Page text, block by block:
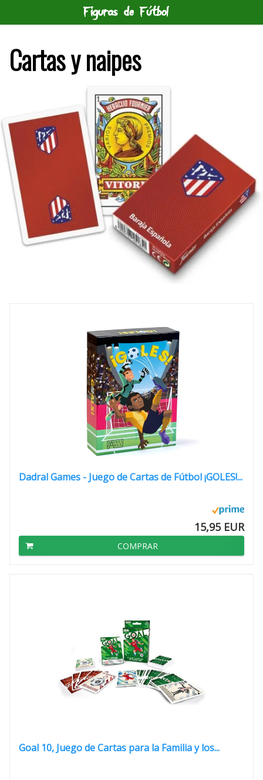
Cartas y naipes
Dadral Games - Juego de Cartas de Fútbol ¡GOLES!...
15,95 EUR
COMPRAR
Goal 10, Juego de Cartas para la Familia y los...